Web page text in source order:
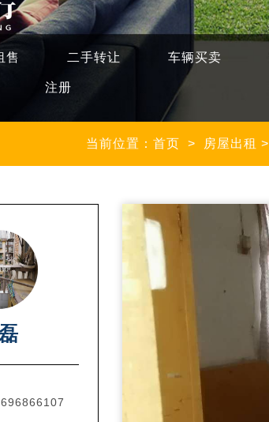
售 二手转让 车辆买卖
注册
当前位置：首页 > 房屋出租 >